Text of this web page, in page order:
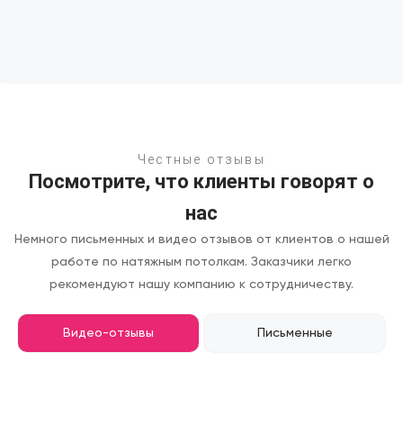
Честные отзывы
Посмотрите, что клиенты говорят о
нас
Немного письменных и видео отзывов от клиентов о нашей
работе по натяжным потолкам. Заказчики легко
рекомендуют нашу компанию к сотрудничеству.
Видео-отзывы Письменные